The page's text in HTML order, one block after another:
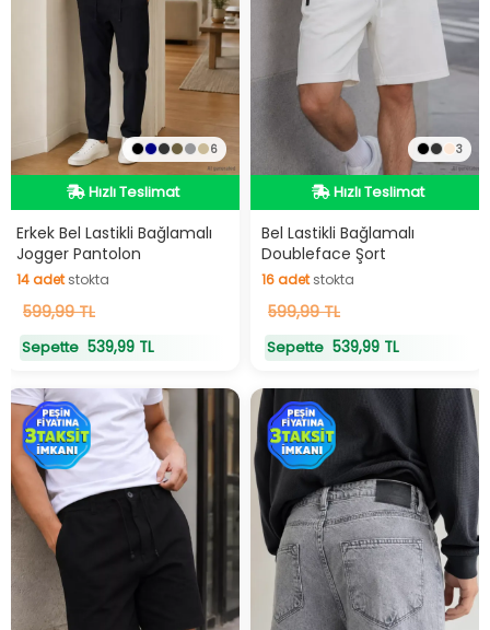
6
Hızlı Teslimat
Hızlı Teslimat
Erkek Bel Lastikli Bağlamalı
Jogger Pantolon
14adetstokta
14adetstokta
599,99 TL
Sepette 539,99 TL
3
Hızlı Teslimat
Hızlı Teslimat
Bel Lastikli Bağlamalı
Doubleface Şort
16adetstokta
16adetstokta
599,99 TL
Sepette 539,99 TL